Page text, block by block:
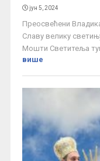
јун 5, 2024
Преосвећени
Славу велику
Мошти Светитеља
више